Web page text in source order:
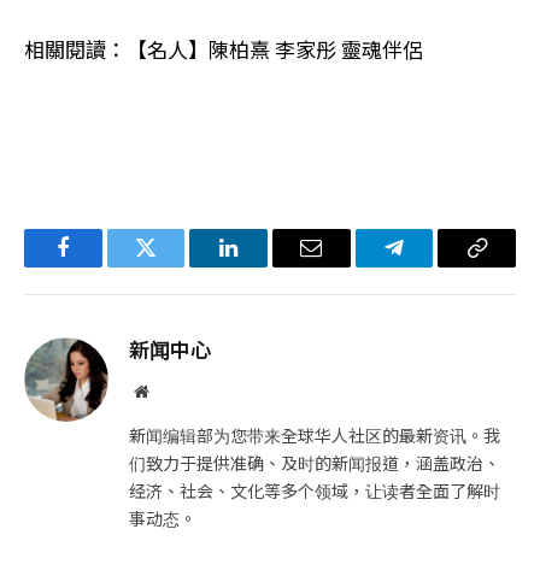
相關閱讀：【名人】陳柏熹 李家彤 靈魂伴侶
FacebookTwitter LinkedIn电
Telegram复
新闻中心
网
新闻编辑部为您带来全球华人社区的最新资讯。我
们致力于提供准确、及时的新闻报道，涵盖政治、
经济、社会、文化等多个领域，让读者全面了解时
事动态。